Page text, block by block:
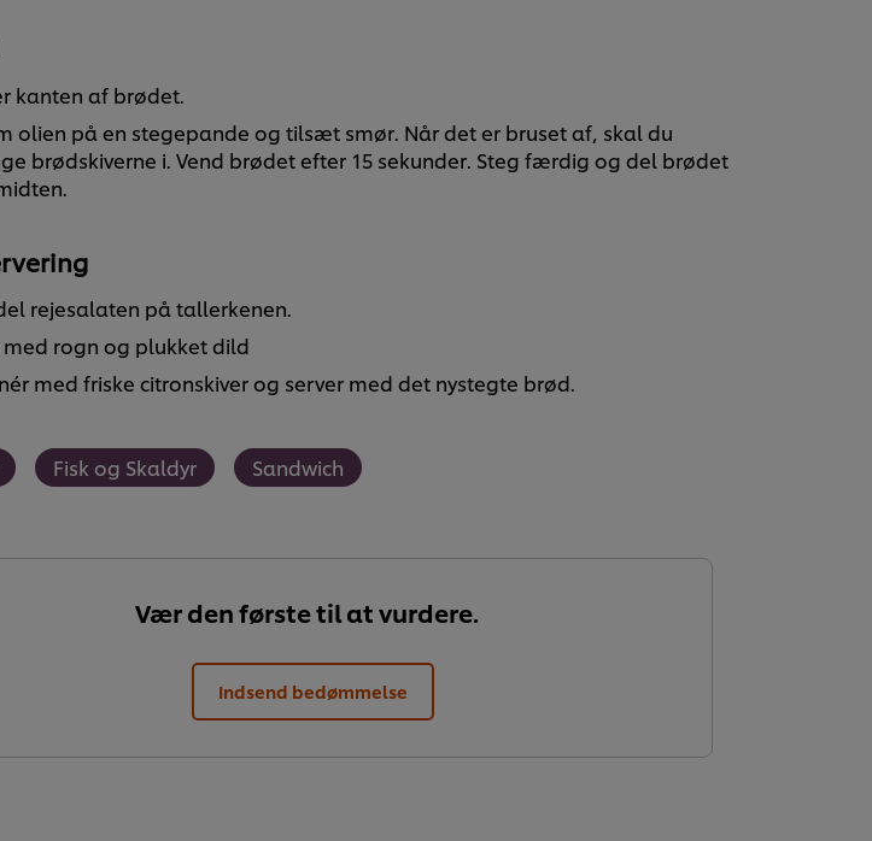
kanten af brødet.
olien på en stegepande og tilsæt smør. Når det er bruset af, skal du
brødskiverne i. Vend brødet efter 15 sekunder. Steg færdig og del brødet
rejesalaten på tallerkenen.
med rogn og plukket dild
med friske citronskiver og server med det nystegte brød.
Fisk og Skaldyr Sandwich
Vær den første til at vurdere.
Indsend bedømmelse